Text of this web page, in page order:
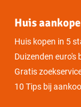
Huis
Huis kopen in 5
Duizenden euro's
Gratis
10 Tips bij